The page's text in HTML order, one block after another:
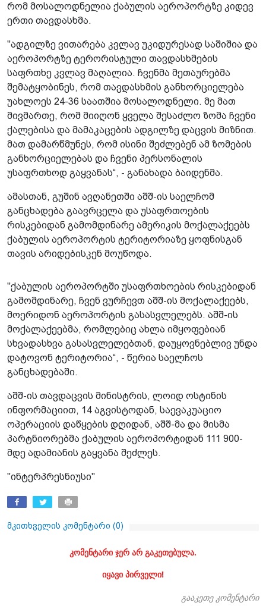
რომ მოსალოდნელია ქაბულის აეროპორტზე კიდევ
ერთი თავდასხმა.
"ადგილზე ვითარება კვლავ უკიდურესად საშიშია და
აეროპორტზე ტერორისტული თავდასხმების
საფრთხე კვლავ მაღალია. ჩვენმა მეთაურებმა
შემატყობინეს, რომ თავდასხმის განხორციელება
უახლოეს 24-36 საათშია მოსალოდნელი. მე მათ
მივმართე, რომ მიიღონ ყველა შესაძლო ზომა ჩვენი
ქალებისა და მამაკაცების ადგილზე დაცვის მიზნით.
მათ დამარწმუნეს, რომ ისინი შეძლებენ ამ ზომების
განხორციელებას და ჩვენი პერსონალის
უსაფრთხოდ გაყვანას“, - განახადა ბაიდენმა.
ამასთან, გუშინ ავღანეთში აშშ-ის საელჩომ
განცხადება გაავრცელა და უსაფრთოების
რისკებიდან გამომდინარე ამერიკის მოქალაქეებს
ქაბულის აეროპორტის ტერიტორიაზე ყოფნისგან
თავის არიდებისკენ მოუწოდა.
"ქაბულის აეროპორტში უსაფრთხოების რისკებიდან
გამომდინარე, ჩვენ ვურჩევთ აშშ-ის მოქალაქეებს,
მოერიდონ აეროპორტის გასასვლელებს. აშშ-ის
მოქალაქეებმა, რომლებიც ახლა იმყოფებიან
სხვადასხვა გასასვლელებთან, დაუყოვნებლივ უნდა
დატოვონ ტერიტორია“, - წერია საელჩოს
განცხადებაში.
აშშ-ის თავდაცვის მინისტრის, ლოიდ ოსტინის
ინფორმაციით, 14 აგვისტოდან, საევაკუაციო
ოპერაციის დაწყების დღიდან, აშშ-მა და მისმა
პარტნიორებმა ქაბულის აეროპორტიდან 111 900-
მდე ადამიანის გაყვანა შეძლეს.
"ინტერპრესნიუსი"
მკითხველის კომენტარი (0)
კომენტარი ჯერ არ გაკეთებულა.
იყავი პირველი!
გააკეთე კომენტარი